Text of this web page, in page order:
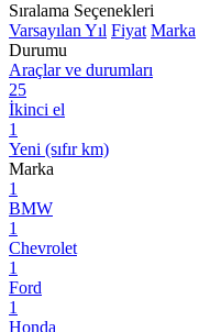
Sıralama Seçenekleri
Varsayılan Yıl Fiyat Marka
Durumu
Araçlar ve durumları
25
İkinci el
1
Yeni (sıfır km)
Marka
1
BMW
1
Chevrolet
1
Ford
1
Honda